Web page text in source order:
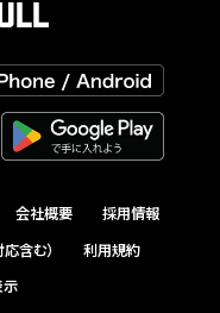
会社概要
採用情報
含む）
利用規約
示